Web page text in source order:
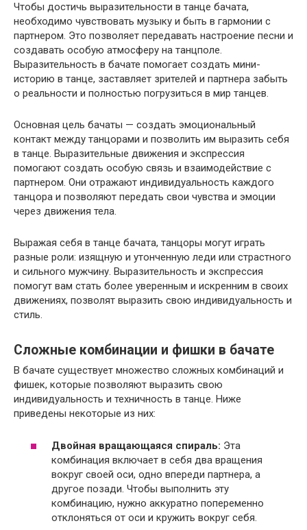
Чтобы достичь выразительности в танце бачата,
необходимо чувствовать музыку и быть в гармонии с
партнером. Это позволяет передавать настроение песни и
создавать особую атмосферу на танцполе.
Выразительность в бачате помогает создать мини-
историю в танце, заставляет зрителей и партнера забыть
о реальности и полностью погрузиться в мир танцев.
Основная цель бачаты — создать эмоциональный
контакт между танцорами и позволить им выразить себя
в танце. Выразительные движения и экспрессия
помогают создать особую связь и взаимодействие с
партнером. Они отражают индивидуальность каждого
танцора и позволяют передать свои чувства и эмоции
через движения тела.
Выражая себя в танце бачата, танцоры могут играть
разные роли: изящную и утонченную леди или страстного
и сильного мужчину. Выразительность и экспрессия
помогут вам стать более уверенным и искренним в своих
движениях, позволят выразить свою индивидуальность и
стиль.
Сложные комбинации и фишки в бачате
В бачате существует множество сложных комбинаций и
фишек, которые позволяют выразить свою
индивидуальность и техничность в танце. Ниже
приведены некоторые из них:
Двойная вращающаяся спираль: Эта
комбинация включает в себя два вращения
вокруг своей оси, одно впереди партнера, а
другое позади. Чтобы выполнить эту
комбинацию, нужно аккуратно попеременно
отклоняться от оси и кружить вокруг себя.